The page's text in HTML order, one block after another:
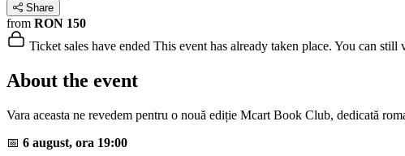
Share
from RON 150
Ticket sales have ended This event has already taken place. You can
About the event
Vara aceasta ne revedem pentru o nouă ediție Mcart Book Club, dedicată
📅 6 august, ora 19:00